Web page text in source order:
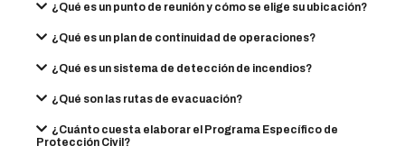
¿Qué es un punto de reunión y cómo se elige su ubicación?
¿Qué es un plan de continuidad de operaciones?
¿Qué es un sistema de detección de incendios?
¿Qué son las rutas de evacuación?
¿Cuánto cuesta elaborar el Programa Específico de
Protección Civil?